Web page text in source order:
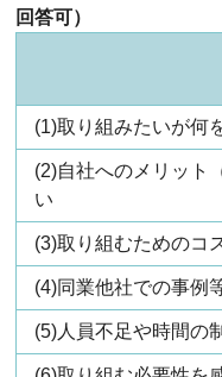
回答可）
(1)取り組みたいが何
(2)自社へのメリット
い
(3)取り組むためのコ
(4)同業他社での事例
(5)人員不足や時間の